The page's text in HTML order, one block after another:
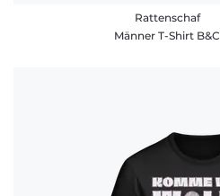
Rattenschaf
Männer T-Shirt B&C